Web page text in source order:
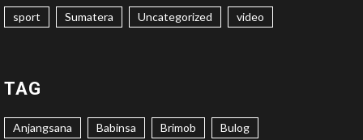
sport Sumatera Uncategorized video
TAG
Anjangsana Babinsa Brimob Bulog